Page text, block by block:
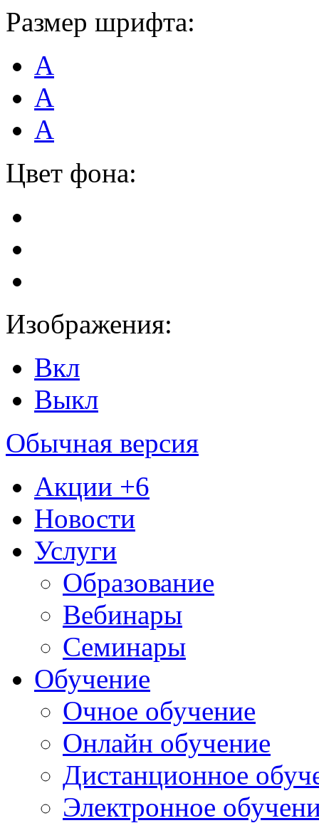
Размер шрифта:
А
А
А
Цвет фона:
Изображения:
Вкл
Выкл
Обычная версия
Акции +6
Новости
Услуги
Образование
Вебинары
Семинары
Обучение
Очное обучение
Онлайн обучение
Дистанционное
Электронное